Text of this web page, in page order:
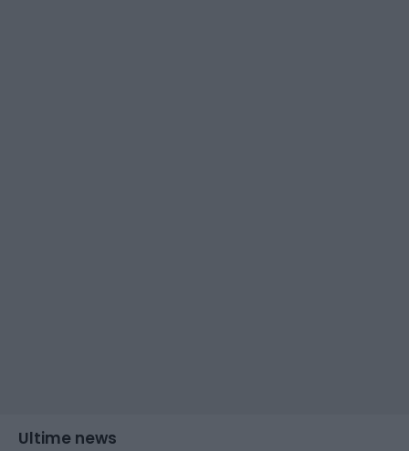
Ultime news